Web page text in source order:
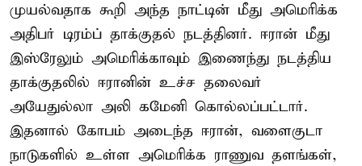
முயல்வதாக கூறி அந்த நாட்டின் மீது அமெரிக்க
அதிபர் டிரம்ப் தாக்குதல் நடத்தினர். ஈரான் மீது
இஸ்ரேலும் அமெரிக்காவும் இணைந்து நடத்திய
தாக்குதலில் ஈரானின் உச்ச தலைவர்
அயேதுல்லா அலி கமேனி கொல்லப்பட்டார்.
இதனால் கோபம் அடைந்த ஈரான், வளைகுடா
நாடுகளில் உள்ள அமெரிக்க ராணுவ தளங்கள்,